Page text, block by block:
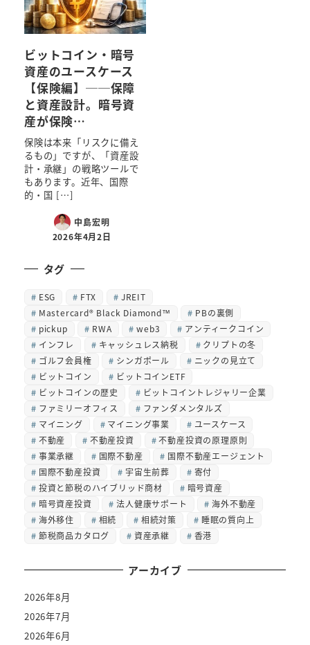
ビットコイン・暗号
資産のユースケース
【保険編】──保障
と資産設計。暗号資
産が保険…
保険は本来「リスクに備え
るもの」ですが、「資産設
計・承継」の戦略ツールで
もあります。近年、国際
的・国 […]
中島宏明
2026年4月2日
タグ
ESG FTX
JREIT
Mastercard® Black Diamond™
PBの裏側
pickup
RWA web3
アンティークコイン
インフレ
キャッシュレス納税
クリプトの冬
ゴルフ会員権
シンガポール
ニックの見立て
ビットコイン
ビットコインETF
ビットコインの歴史
ビットコイントレジャリー企業
ファミリーオフィス
ファンダメンタルズ
マイニング
マイニング事業
ユースケース
不動産
不動産投資
不動産投資の原理原則
事業承継
国際不動産
国際不動産エージェント
国際不動産投資
宇宙生前葬
寄付
投資と節税のハイブリッド商材
暗号資産
暗号資産投資
法人健康サポート
海外不動産
海外移住
相続 相続対策
睡眠の質向上
節税商品カタログ
資産承継 香港
アーカイブ
2026年8月
2026年7月
2026年6月